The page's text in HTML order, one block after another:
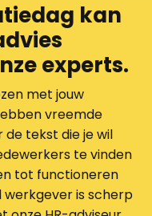
kan
experts.
met jouw
vreemde
de tekst die je wil
te vinden
tot functioneren
werkgever is scherp